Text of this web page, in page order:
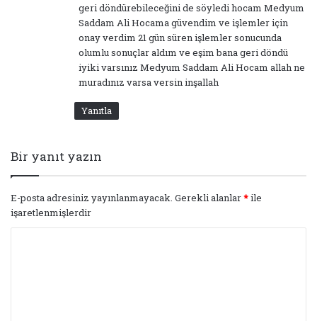
geri döndürebileceğini de söyledi hocam Medyum
Saddam Ali Hocama güvendim ve işlemler için
onay verdim 21 gün süren işlemler sonucunda
olumlu sonuçlar aldım ve eşim bana geri döndü
iyiki varsınız Medyum Saddam Ali Hocam allah ne
muradınız varsa versin inşallah
Yanıtla
Bir yanıt yazın
E-posta adresiniz yayınlanmayacak. Gerekli alanlar*ile
işaretlenmişlerdir